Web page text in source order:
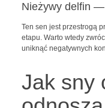
Nieżywy delfin
Ten sen jest przestrogą
etapu. Warto wtedy
uniknąć negatywnych
Jak sny